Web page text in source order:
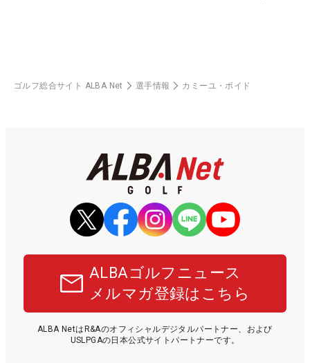
ゴルフ総合サイト ALBA Net 選手情報 カミーユ・ボイド
ALBAゴルフニュース
メルマガ登録はこちら
ALBA NetはR&Aのオフィシャルデジタルパートナー、および
USLPGAの日本公式サイトパートナーです。